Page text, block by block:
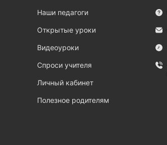
Наши педагоги
Открытые уроки
Видеоуроки
Спроси учителя
Личный кабинет
Полезное родителям